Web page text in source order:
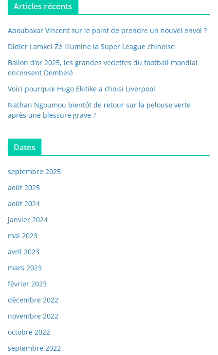
Articles récents
Aboubakar Vincent sur le point de prendre un nouvel envol ?
Didier Lamkel Zé illumine la Super League chinoise
Ballon d’or 2025, les grandes vedettes du football mondial
encensent Dembelé
Voici pourquoi Hugo Ekitike a choisi Liverpool
Nathan Ngoumou bientôt de retour sur la pelouse verte
après une blessure grave ?
Dates
septembre 2025
août 2025
août 2024
janvier 2024
mai 2023
avril 2023
mars 2023
février 2023
décembre 2022
novembre 2022
octobre 2022
septembre 2022